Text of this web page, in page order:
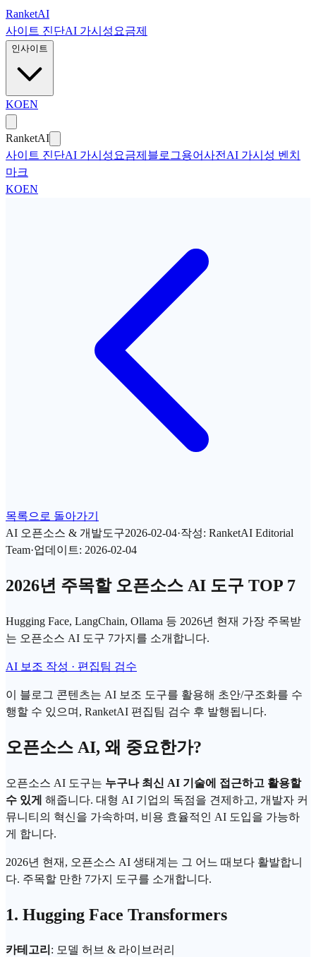
본문으로 건너뛰기
RanketAI
사이트 진단AI 가시성 요금제
인사이트
KOEN
RanketAI
사이트 진단AI 가시성 요금제 블로그용어사전 AI 가시성 벤치
마크
KOEN
목록으로 돌아가기
AI 오픈소스 & 개발도구2026-02-04·작성: RanketAI Editorial
Team·업데이트: 2026-02-04
2026년 주목할 오픈소스 AI 도구 TOP 7
Hugging Face, LangChain, Ollama 등 2026년 현재 가장 주목받
는 오픈소스 AI 도구 7가지를 소개합니다.
AI 보조 작성 · 편집팀 검수
이 블로그 콘텐츠는 AI 보조 도구를 활용해 초안/구조화를 수
행할 수 있으며, RanketAI 편집팀 검수 후 발행됩니다.
오픈소스 AI, 왜 중요한가?
오픈소스 AI 도구는 누구나 최신 AI 기술에 접근하고 활용할
수 있게 해줍니다. 대형 AI 기업의 독점을 견제하고, 개발자 커
뮤니티의 혁신을 가속하며, 비용 효율적인 AI 도입을 가능하
게 합니다.
2026년 현재, 오픈소스 AI 생태계는 그 어느 때보다 활발합니
다. 주목할 만한 7가지 도구를 소개합니다.
1. Hugging Face Transformers
카테고리 : 모델 허브 & 라이브러리